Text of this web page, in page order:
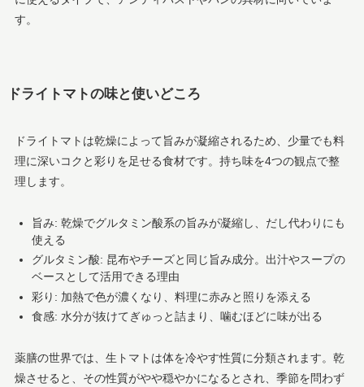
す。
ドライトマトの味と使いどころ
ドライトマトは乾燥によって旨みが凝縮されるため、少量でも料
理に深いコクと彩りを足せる食材です。持ち味を4つの観点で整
理します。
旨み: 乾燥でグルタミン酸系の旨みが凝縮し、だし代わりにも
使える
グルタミン酸: 昆布やチーズと同じ旨み成分。出汁やスープの
ベースとして活用できる理由
彩り: 加熱で色が濃くなり、料理に赤みと照りを添える
食感: 水分が抜けてぎゅっと詰まり、噛むほどに味が出る
薬膳の世界では、生トマトは体を冷やす性質に分類されます。乾
燥させると、その性質がやや穏やかになるとされ、季節を問わず